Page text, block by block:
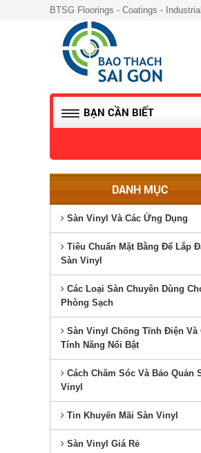
BTSG Floorings - Coatings -
BẠN CẦN BIẾT
DANH MỤC
Sàn Vinyl Và Các Ứng Dụng
Tiêu Chuẩn Mặt Bằng Để Lắp
Sàn Vinyl
Các Loại Sàn Chuyên Dùng
Phòng Sạch
Sàn Vinyl Chống Tĩnh Điện Và
Tính Năng Nổi Bật
Cách Chăm Sóc Và Bảo Quản
Vinyl
Tin Khuyến Mãi Sàn Vinyl
Sàn Vinyl Giá Rẻ